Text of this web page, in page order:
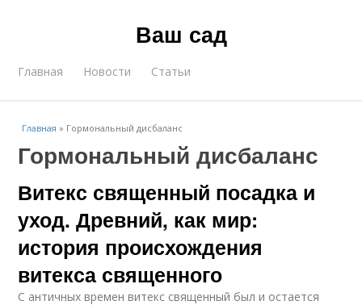
Ваш сад
Главная Новости Статьи
Главная » Гормональный дисбаланс
Гормональный дисбаланс
Витекс священный посадка и
уход. Древний, как мир:
история происхождения
витекса священного
С античных времен витекс священный был и остается